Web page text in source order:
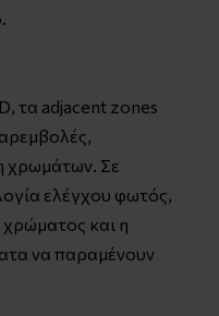
τα adjacent zones
χρωμάτων. Σε
ελέγχου φωτός,
χρώματος και η
να παραμένουν